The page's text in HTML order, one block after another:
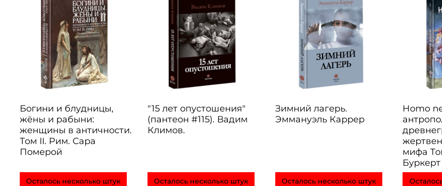
Богини и блудницы,
жёны и рабыни:
женщины в античности.
Том II. Рим. Сара
Померой
Осталось несколько штук
"15 лет опустошения"
(пантеон #115). Вадим
Климов.
Осталось несколько штук
Зимний лагерь.
Эммануэль Каррер
Осталось несколько штук
Homo
мифа
Буркерт